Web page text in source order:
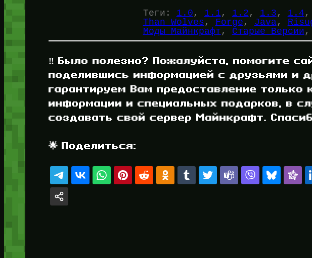
Теги: 1.0 , 1.1 , 1.2 , 1.3 , 1.4 ,
Than Wolves , Forge , Java,
Моды Майнкрафт , Старые Версии ,
‼️ Было полезно? Пожалуйста, помогите
поделившись информацией с друзьями и
гарантируем Вам предоставление только
информации и специальных подарков, в
создавать свой сервер Майнкрафт.
🌟 Поделиться: